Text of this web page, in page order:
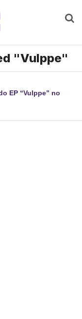
"Vulppe"
EP “Vulppe” no